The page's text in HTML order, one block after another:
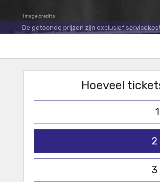
Image credits
De getoonde prijzen zijn exclusief
Hoeveel
1
2
3